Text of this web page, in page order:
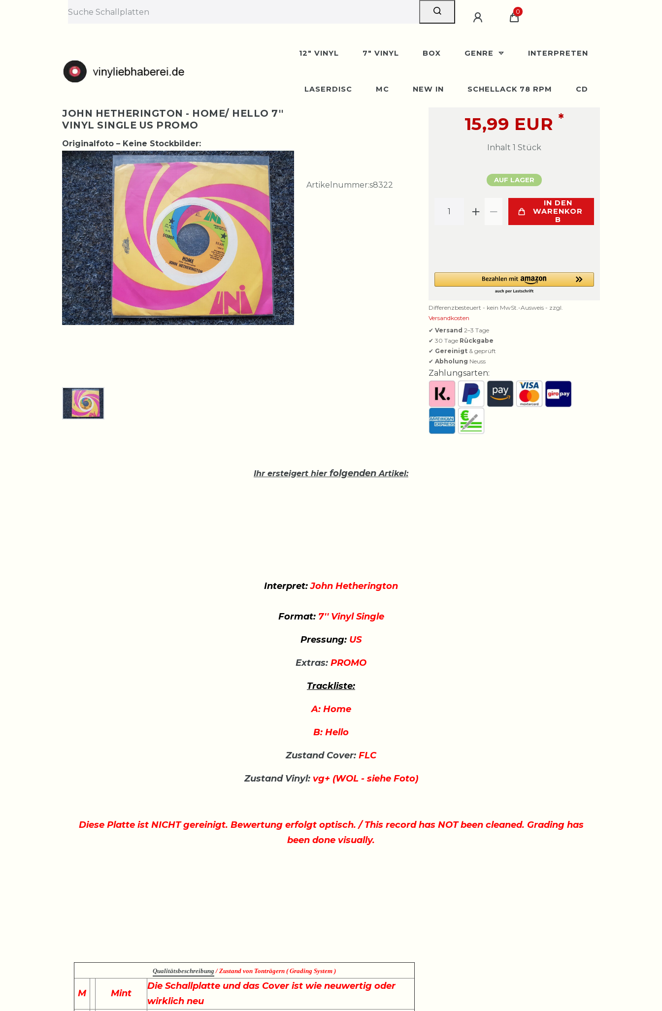
0
12" VINYL 7" VINYL BOX GENRE INTERPRETEN
LASERDISC MC NEW IN SCHELLACK 78 RPM CD
JOHN HETHERINGTON - HOME/ HELLO 7''
VINYL SINGLE US PROMO
Originalfoto – Keine Stockbilder:
Artikelnummer:s8322
15,99 EUR *
Inhalt 1 Stück
AUF LAGER
IN DEN
WARENKOR
B
Differenzbesteuert - kein MwSt.-Ausweis - zzgl.
Versandkosten
✔ Versand 2–3 Tage
✔ 30 Tage Rückgabe
✔ Gereinigt & geprüft
✔ Abholung Neuss
Zahlungsarten:
Ihr ersteigert hier folgenden Artikel:
Interpret:John Hetherington
Format:7'' Vinyl Single
Pressung: US
Extras: PROMO
Trackliste:
A: Home
B: Hello
Zustand Cover: FLC
Zustand Vinyl:vg+ (WOL - siehe Foto)
Diese Platte ist NICHT gereinigt. Bewertung erfolgt optisch. / This record has NOT been cleaned. Grading has
been done visually.
Qualitätsbeschreibung / Zustand von Tonträgern ( Grading System )
M Mint
Die Schallplatte und das Cover ist wie neuwertig oder
wirklich neu